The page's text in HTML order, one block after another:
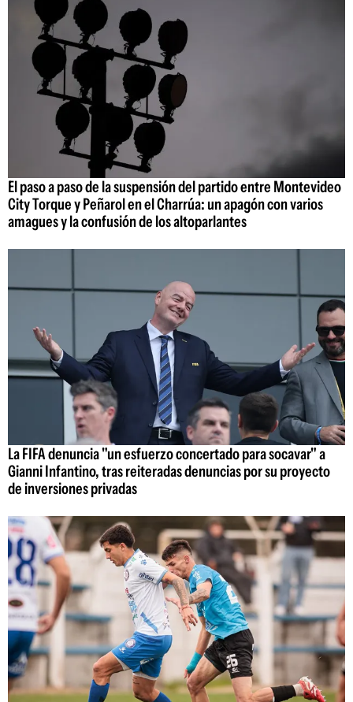
El paso a paso de la suspensión del partido entre Montevideo
City Torque y Peñarol en el Charrúa: un apagón con varios
amagues y la confusión de los altoparlantes
La FIFA denuncia "un esfuerzo concertado para socavar" a
Gianni Infantino, tras reiteradas denuncias por su proyecto
de inversiones privadas